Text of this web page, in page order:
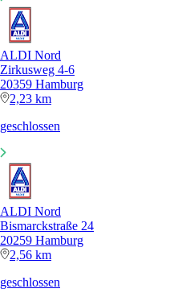
ALDI Nord
Zirkusweg 4-6
20359 Hamburg
2,23 km
geschlossen
ALDI Nord
Bismarckstraße 24
20259 Hamburg
2,56 km
geschlossen